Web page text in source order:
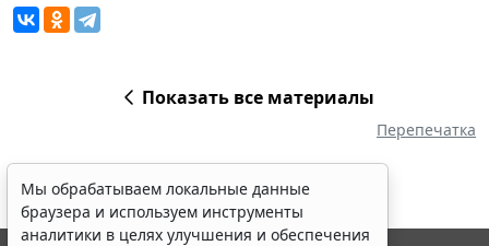
Показать все материалы
Перепечатка
Мы обрабатываем локальные данные
браузера и используем инструменты
аналитики в целях улучшения и обеспечения